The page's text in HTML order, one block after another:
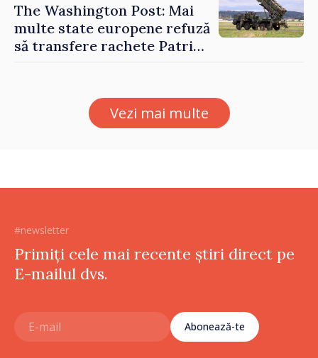
The Washington Post: Mai
multe state europene refuză
să transfere rachete Patriot
Vezi mai multe
#newsletter
Primiți cele mai recente știri direct pe
E-mailul dvs.
Abonează-te